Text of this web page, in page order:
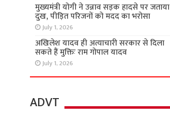
मुख्यमंत्री योगी ने उन्नाव सड़क हादसे पर जताया
दुख, पीड़ित परिजनों को मदद का भरोसा
July 1, 2026
अखिलेश यादव ही अत्याचारी सरकार से दिला
सकते हैं मुक्तिः राम गोपाल यादव
July 1, 2026
ADVT